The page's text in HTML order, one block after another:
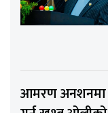
आमरण अनशनमा